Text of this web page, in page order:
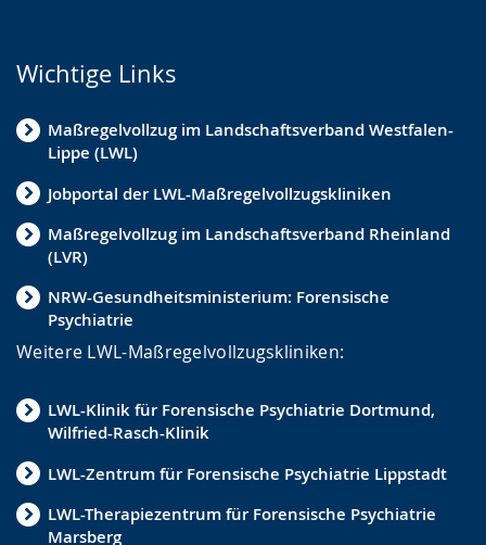
Wichtige Links
Maßregelvollzug im Landschaftsverband Westfalen-
Lippe (LWL)
Jobportal der LWL-Maßregelvollzugskliniken
Maßregelvollzug im Landschaftsverband Rheinland
(LVR)
NRW-Gesundheitsministerium: Forensische
Psychiatrie
Weitere LWL-Maßregelvollzugskliniken:
LWL-Klinik für Forensische Psychiatrie Dortmund,
Wilfried-Rasch-Klinik
LWL-Zentrum für Forensische Psychiatrie Lippstadt
LWL-Therapiezentrum für Forensische Psychiatrie
Marsberg